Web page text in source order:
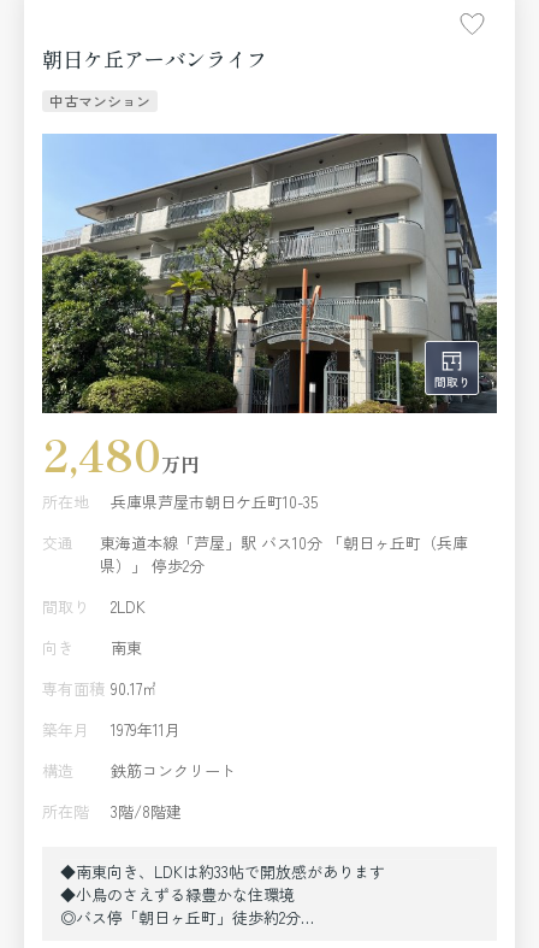
朝日ケ丘アーバンライフ
中古マンション
2,480万円
所在地
兵庫県芦屋市朝日ケ丘町10-35
交通
東海道本線「芦屋」駅 バス10分 「朝日ヶ丘町（兵庫
県）」 停歩2分
間取り
2LDK
向き
南東
専有面積 90.17㎡
築年月
1979年11月
構造
鉄筋コンクリート
所在階
3階/8階建
◆南東向き、LDKは約33帖で開放感があります
◆小鳥のさえずる緑豊かな住環境
◎バス停「朝日ヶ丘町」徒歩約2分